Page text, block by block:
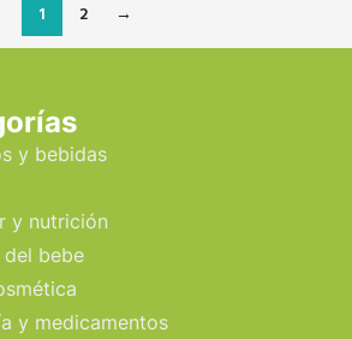
1 2 →
y bebidas
y nutrición
bebe
y medicamentos